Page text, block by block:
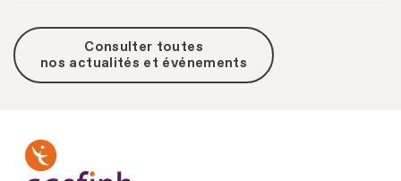
Consulter toutes
nos actualités et événements